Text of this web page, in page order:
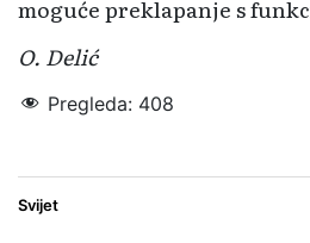
moguće preklapanje s
O. Delić
Pregleda: 408
Svijet